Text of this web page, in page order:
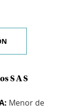
S A S
Menor de